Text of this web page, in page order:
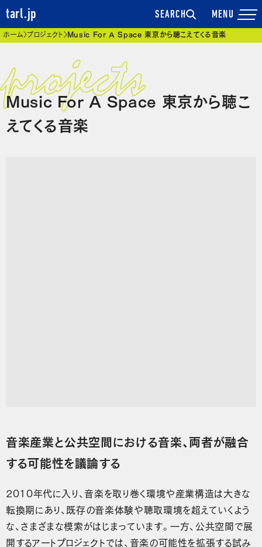
tarl.jp SEARCH
現在位置
ホーム プロジェクト Music For A Space 東京から聴こえてくる音楽
Music For A Space 東京から聴こ
えてくる音楽
音楽産業と公共空間における音楽、両者が融合
する可能性を議論する
2010年代に入り、音楽を取り巻く環境や産業構造は大きな
転換期にあり、既存の音楽体験や聴取環境を超えていくよう
な、さまざまな模索がはじまっています。一方、公共空間で展
開するアートプロジェクトでは、音楽の可能性を拡張する試み